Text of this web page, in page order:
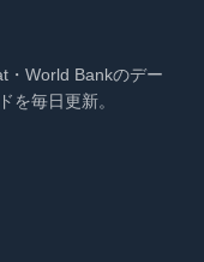
・World Bankのデー
を毎日更新。